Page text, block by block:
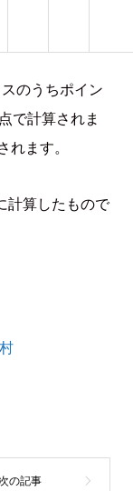
のうちポイン
で計算されま
ます。
計算したもので